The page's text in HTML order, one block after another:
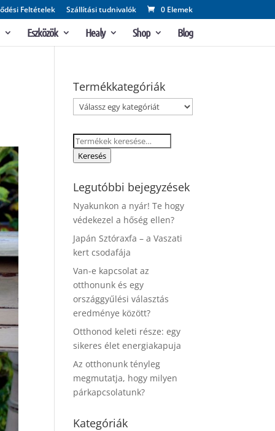
Feltételek Szállítási tudnivalók 0 Elemek
Eszközök Healy Shop Blog
Termékkategóriák
Keresés
a Keresés
Legutóbbi bejegyzések
Nyakunkon a nyár! Te hogy
védekezel a hőség ellen?
Japán Sztóraxfa – a Vaszati
kert csodafája
Van-e kapcsolat az
otthonunk és egy
országgyűlési választás
eredménye között?
Otthonod keleti része: egy
sikeres élet energiakapuja
Az otthonunk tényleg
megmutatja, hogy milyen
párkapcsolatunk?
Kategóriák